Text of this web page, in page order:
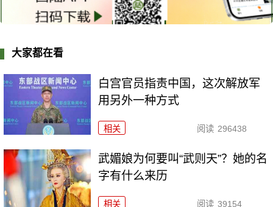
大家都在看
白宫官员指责中国，这次解放军
用另外一种方式
相关 阅读 296438
武媚娘为何要叫“武则天”？她的名
字有什么来历
相关 阅读 39154